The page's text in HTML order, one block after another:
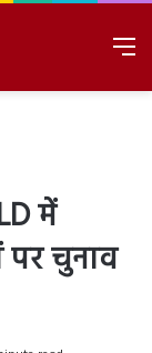
में
पर चुनाव